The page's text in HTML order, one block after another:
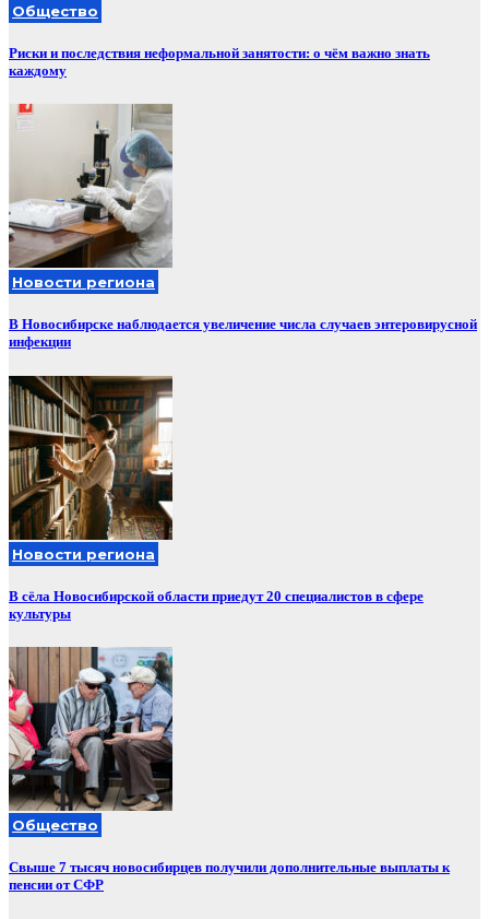
Общество
Риски и последствия неформальной занятости: о чём важно знать
каждому
Новости региона
В Новосибирске наблюдается увеличение числа случаев энтеровирусной
инфекции
Новости региона
В сёла Новосибирской области приедут 20 специалистов в сфере
культуры
Общество
Свыше 7 тысяч новосибирцев получили дополнительные выплаты к
пенсии от СФР